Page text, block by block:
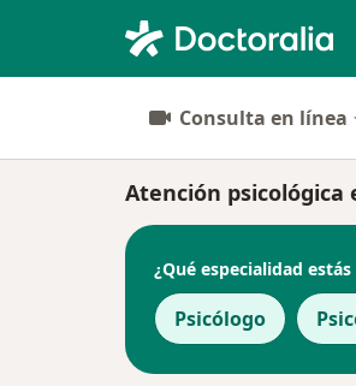
Consulta en línea
Atención psicológica
¿Qué especialidad
Psicólogo